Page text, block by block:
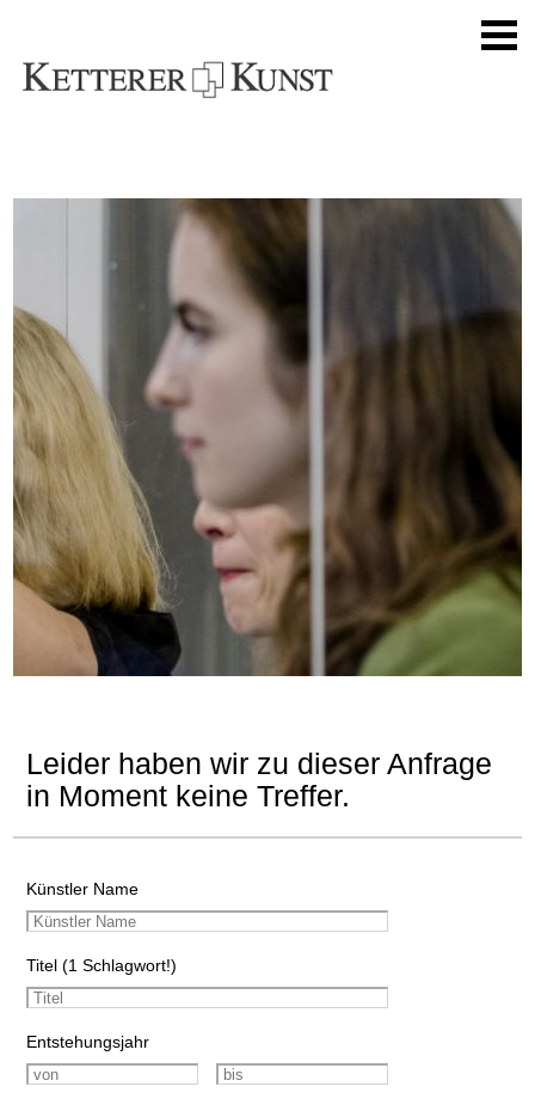
Leider haben wir zu dieser Anfrage
in Moment keine Treffer.
Künstler Name
Titel (1 Schlagwort!)
Entstehungsjahr